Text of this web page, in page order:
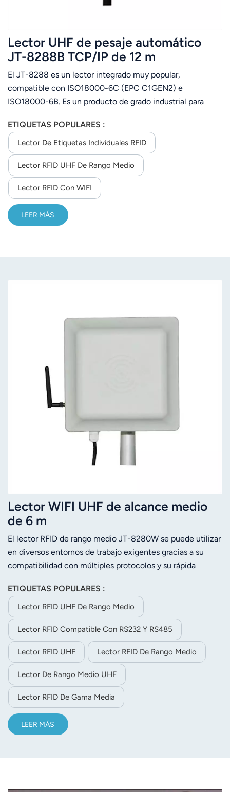
Lector UHF de pesaje automático
JT-8288B TCP/IP de 12 m
El JT-8288 es un lector integrado muy popular,
compatible con ISO18000-6C (EPC C1GEN2) e
ISO18000-6B. Es un producto de grado industrial para
impermeabilidad, fácil de instalar.
ETIQUETAS POPULARES :
Lector De Etiquetas Individuales RFID
Lector RFID UHF De Rango Medio
Lector RFID Con WIFI
LEER MÁS
Lector WIFI UHF de alcance medio
de 6 m
El lector RFID de rango medio JT-8280W se puede utilizar
en diversos entornos de trabajo exigentes gracias a su
compatibilidad con múltiples protocolos y su rápida
18000-6C e ISO-18000-6B. Su distancia de lectura
estable es de 6 m (dependiendo de la etiqueta y el
entorno). El JT-8280W es fácil de instalar gracias a su
tamaño compacto y peso ligero.
ETIQUETAS POPULARES :
Lector RFID UHF De Rango Medio
Lector RFID Compatible Con RS232 Y RS485
Lector RFID UHF Lector RFID De Rango Medio
Lector De Rango Medio UHF
Lector RFID De Gama Media
LEER MÁS